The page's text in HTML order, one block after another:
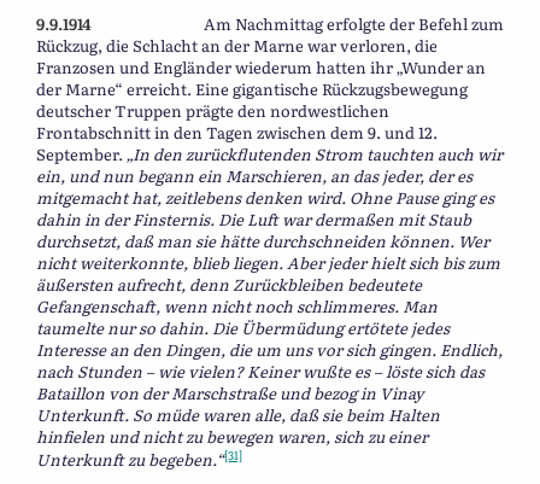
9.9.1914 Am Nachmittag erfolgte der Befehl zum
Rückzug, die Schlacht an der Marne war verloren, die
Franzosen und Engländer wiederum hatten ihr „Wunder an
der Marne“ erreicht. Eine gigantische Rückzugsbewegung
deutscher Truppen prägte den nordwestlichen
Frontabschnitt in den Tagen zwischen dem 9. und 12.
September. „In den zurückflutenden Strom tauchten auch wir
ein, und nun begann ein Marschieren, an das jeder, der es
mitgemacht hat, zeitlebens denken wird. Ohne Pause ging es
dahin in der Finsternis. Die Luft war dermaßen mit Staub
durchsetzt, daß man sie hätte durchschneiden können. Wer
nicht weiterkonnte, blieb liegen. Aber jeder hielt sich bis zum
äußersten aufrecht, denn Zurückbleiben bedeutete
Gefangenschaft, wenn nicht noch schlimmeres. Man
taumelte nur so dahin. Die Übermüdung ertötete jedes
Interesse an den Dingen, die um uns vor sich gingen. Endlich,
nach Stunden – wie vielen? Keiner wußte es – löste sich das
Bataillon von der Marschstraße und bezog in Vinay
Unterkunft. So müde waren alle, daß sie beim Halten
hinfielen und nicht zu bewegen waren, sich zu einer
Unterkunft zu begeben.“[31]